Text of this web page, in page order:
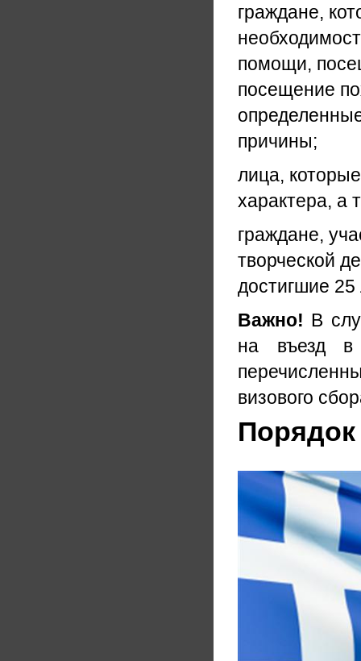
граждане,
помощи,
посещение
причины;
лица,
характера, а
граждане,
творческой
достигшие 25
Важно! В
на въезд в
визового